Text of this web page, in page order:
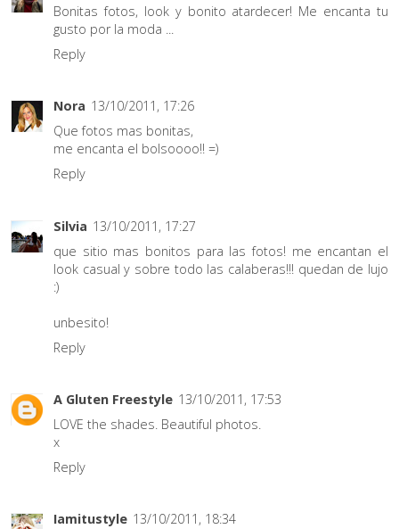
Bonitas fotos, look y bonito atardecer! Me encanta tu
gusto por la moda ...
Reply
Nora 13/10/2011, 17:26
Que fotos mas bonitas,
me encanta el bolsoooo!! =)
Reply
Silvia 13/10/2011, 17:27
que sitio mas bonitos para las fotos! me encantan el
look casual y sobre todo las calaberas!!! quedan de lujo
:)
unbesito!
Reply
A Gluten Freestyle 13/10/2011, 17:53
LOVE the shades. Beautiful photos.
x
Reply
Iamitustyle 13/10/2011, 18:34